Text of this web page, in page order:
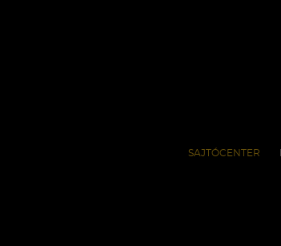
SAJTÓCENTER